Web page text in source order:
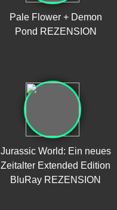
Pale Flower + Demon
Pond REZENSION
Jurassic World: Ein neues
Zeitalter Extended Edition
BluRay REZENSION